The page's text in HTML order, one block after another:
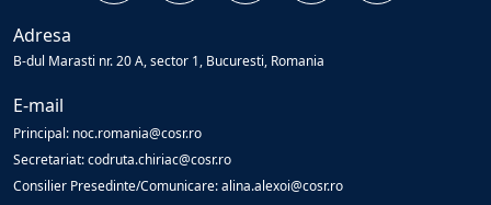
Adresa
B-dul Marasti nr. 20 A, sector 1, Bucuresti, Romania
E-mail
Principal: noc.romania@cosr.ro
Secretariat: codruta.chiriac@cosr.ro
Consilier Presedinte/Comunicare: alina.alexoi@cosr.ro